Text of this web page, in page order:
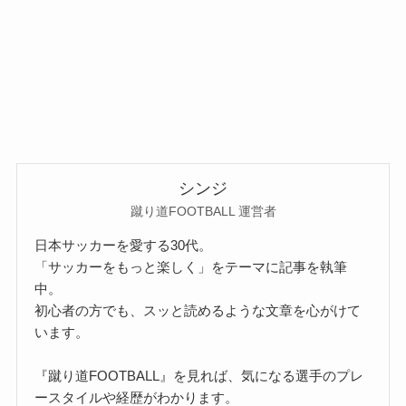
シンジ
蹴り道FOOTBALL 運営者
日本サッカーを愛する30代。
「サッカーをもっと楽しく」をテーマに記事を執筆
中。
初心者の方でも、スッと読めるような文章を心がけて
います。
『蹴り道FOOTBALL』を見れば、気になる選手のプレ
ースタイルや経歴がわかります。